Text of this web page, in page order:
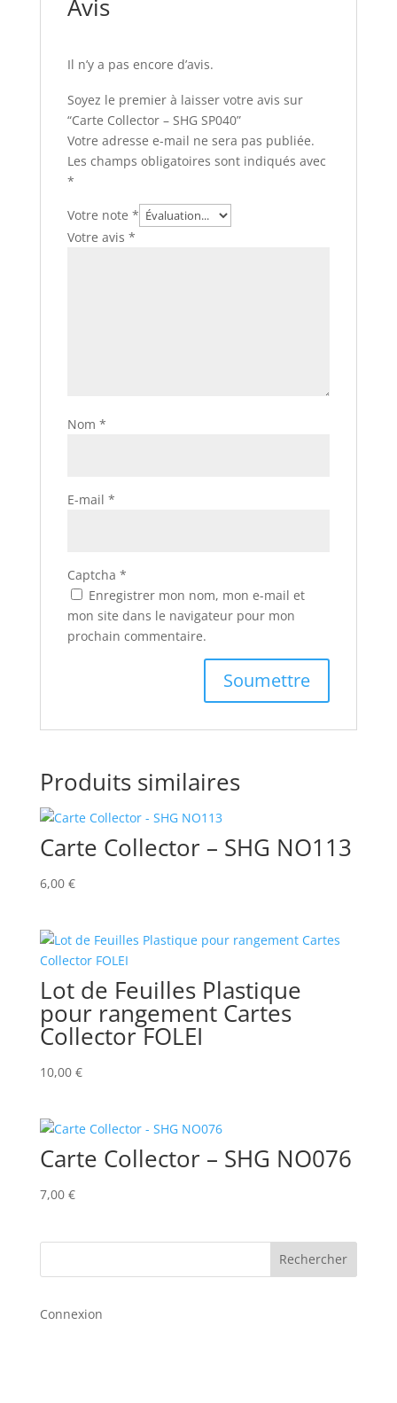
Avis
Il n’y a pas encore d’avis.
Soyez le premier à laisser votre avis sur
“Carte Collector – SHG SP040”
Votre adresse e-mail ne sera pas publiée.
Les champs obligatoires sont indiqués avec
*
Votre note *
Votre avis *
Nom *
E-mail *
Captcha *
Enregistrer mon nom, mon e-mail et
mon site dans le navigateur pour mon
prochain commentaire.
Produits similaires
Carte Collector – SHG NO113
6,00 €
Lot de Feuilles Plastique
pour rangement Cartes
Collector FOLEI
10,00 €
Carte Collector – SHG NO076
7,00 €
Rechercher
Connexion